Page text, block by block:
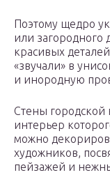
Поэтому щедро
или
красивых
«звучали» в
и инородную
Стены городской
интерьер
можно
художников,
пейзажей и